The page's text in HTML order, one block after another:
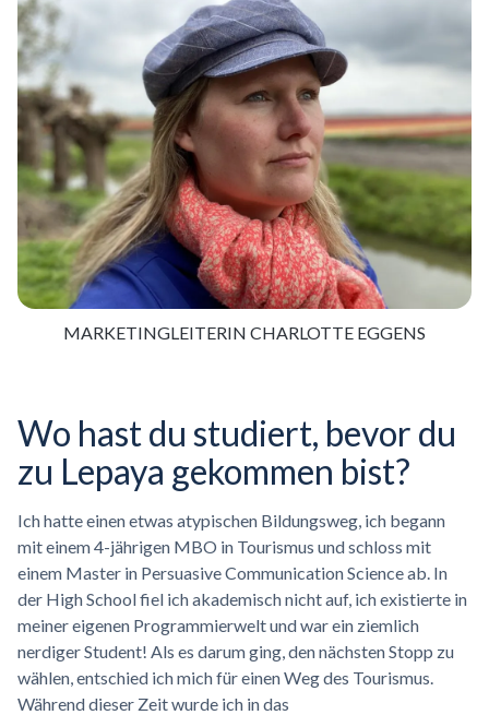
MARKETINGLEITERIN CHARLOTTE EGGENS
Wo hast du studiert, bevor du
zu Lepaya gekommen bist?
Ich hatte einen etwas atypischen Bildungsweg, ich begann
mit einem 4-jährigen MBO in Tourismus und schloss mit
einem Master in Persuasive Communication Science ab. In
der High School fiel ich akademisch nicht auf, ich existierte in
meiner eigenen Programmierwelt und war ein ziemlich
nerdiger Student! Als es darum ging, den nächsten Stopp zu
wählen, entschied ich mich für einen Weg des Tourismus.
Während dieser Zeit wurde ich in das